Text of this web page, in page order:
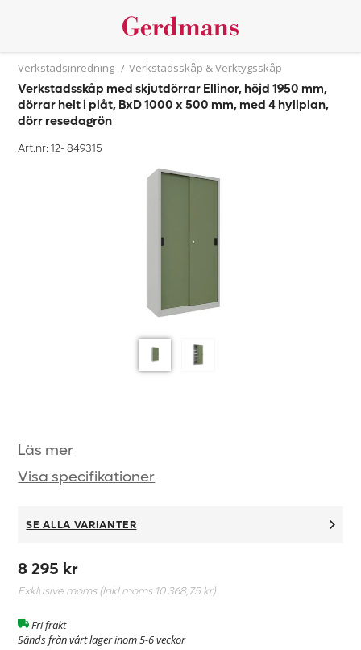
Verkstadsinredning / Verkstadsskåp & Verktygsskåp
Verkstadsskåp med skjutdörrar Ellinor, höjd 1950 mm,
dörrar helt i plåt, BxD 1000 x 500 mm, med 4 hyllplan,
dörr resedagrön
Art.nr: 12-849315
Läs mer
Visa specifikationer
SE ALLA VARIANTER
8 295 kr
Exklusive moms (Inkl moms 10 368,75 kr)
Fri frakt
Sänds från vårt lager inom 5-6 veckor